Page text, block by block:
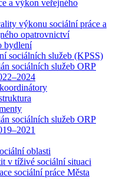
a výkon veřejného
výkonu sociální práce a
opatrovnictví
bydlení
sociálních služeb (KPSS)
sociálních služeb ORP
sociálních služeb ORP
oblasti
v tíživé sociální situaci
sociální práce Města